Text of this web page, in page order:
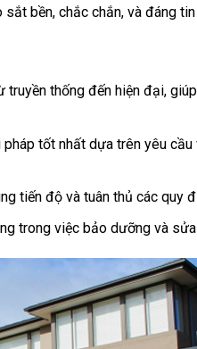
bền, chắc chắn, và đáng
thống đến hiện đại,
tốt nhất dựa trên yêu cầu
tiến độ và tuân thủ các quy
trong việc bảo dưỡng và